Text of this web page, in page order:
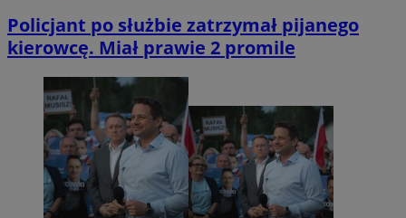
Policjant po służbie zatrzymał pijanego
kierowcę. Miał prawie 2 promile